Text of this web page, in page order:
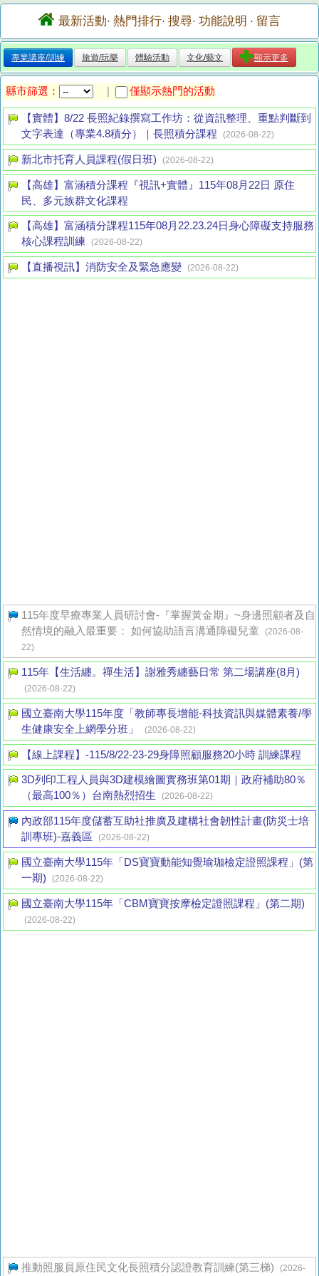
最新活動· 熱門排行· 搜尋· 功能說明 · 留言
專業講座/訓練 旅遊/玩樂 體驗活動 文化/藝文 顯示更多
縣市篩選： 僅顯示熱門的活動
【實體】8/22 長照紀錄撰寫工作坊：從資訊整理、重點判斷到
文字表達（專業4.8積分）｜長照積分課程
(2026-08-22)
新北市托育人員課程(假日班) (2026-08-22)
【高雄】富涵積分課程『視訊+實體』115年08月22日 原住
民、多元族群文化課程
【高雄】富涵積分課程115年08月22.23.24日身心障礙支持服務
核心課程訓練
(2026-08-22)
【直播視訊】消防安全及緊急應變 (2026-08-22)
115年度早療專業人員研討會-『掌握黃金期』~身邊照顧者及自
然情境的融入最重要： 如何協助語言溝通障礙兒童
(2026-08-
22)
115年【生活纏。禪生活】謝雅秀纏藝日常 第二場講座(8月)
(2026-08-22)
國立臺南大學115年度「教師專長增能-科技資訊與媒體素養/學
生健康安全上網學分班」
(2026-08-22)
【線上課程】-115/8/22-23-29身障照顧服務20小時 訓練課程
3D列印工程人員與3D建模繪圖實務班第01期｜政府補助80％
（最高100％）台南熱烈招生
(2026-08-22)
內政部115年度儲蓄互助社推廣及建構社會韌性計畫(防災士培
訓專班)-嘉義區
(2026-08-22)
國立臺南大學115年「DS寶寶動能知覺瑜珈檢定證照課程」(第
一期)
(2026-08-22)
國立臺南大學115年「CBM寶寶按摩檢定證照課程」(第二期)
(2026-08-22)
推動照服員原住民文化長照積分認證教育訓練(第三梯) (2026-